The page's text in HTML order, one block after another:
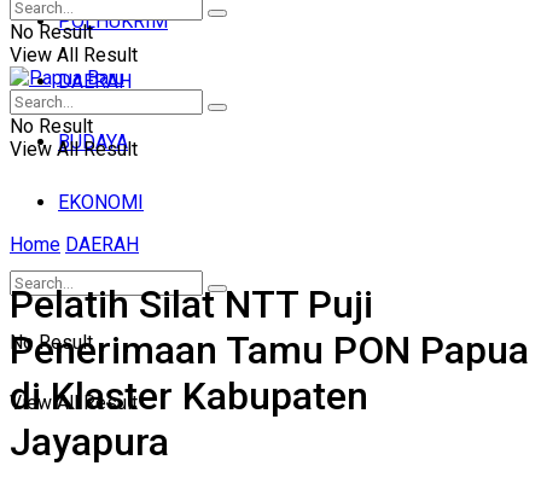
POLHUKRIM
DAERAH
BUDAYA
EKONOMI
No Result
View All Result
No Result
View All Result
No Result
View All Result
Home DAERAH
Pelatih Silat NTT Puji
Penerimaan Tamu PON Papua
di Klaster Kabupaten
Jayapura